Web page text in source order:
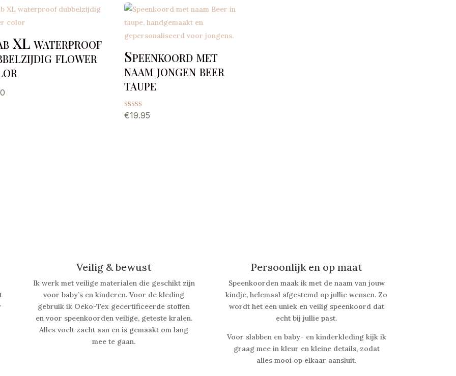
XL waterproof
flower Speenkoord met
naam jongen beer
taupe
Gewaardeerd
5.00
€19.95
Veilig & bewust
Ik werk met veilige materialen die geschikt zijn
voor baby’s en kinderen. Voor de kleding
gebruik ik Oeko-Tex gecertificeerde stoffen
en voor speenkoorden veilige, geteste kralen.
Alles voelt zacht aan en is gemaakt om lang
mee te gaan.
Persoonlijk en op maat
Speenkoorden maak ik met de naam van jouw
kindje, helemaal afgestemd op jullie wensen. Zo
wordt het een uniek en veilig speenkoord dat
echt bij jullie past.
Voor slabben en baby- en kinderkleding kijk ik
graag mee in kleur en kleine details, zodat
alles mooi op elkaar aansluit.